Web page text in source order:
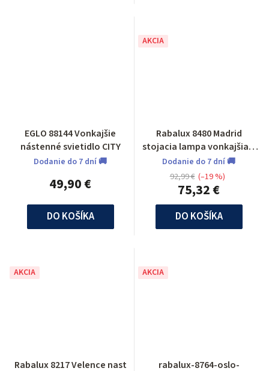
EGLO 88144 Vonkajšie
nástenné svietidlo CITY
Dodanie do 7 dní 🚚
49,90 €
DO KOŠÍKA
AKCIA
Rabalux 8480 Madrid
stojacia lampa vonkajšia 1
m
Dodanie do 7 dní 🚚
75,32 €
92,99 € (–19 %)
DO KOŠÍKA
AKCIA
Rabalux 8217 Velence nast
AKCIA
rabalux-8764-oslo-